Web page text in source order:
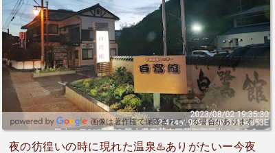
画像は著作権で保護されている場合があります。
夜の彷徨いの時に現れた温泉♨️ありがたいー今夜